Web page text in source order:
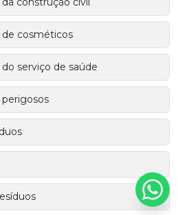
de cosméticos
serviço de saúde